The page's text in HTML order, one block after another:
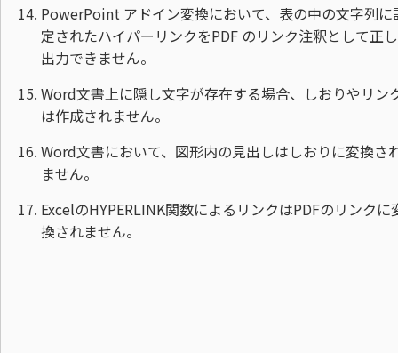
PowerPoint アドイン変換において、表の中の文字列に
定されたハイパーリンクをPDF のリンク注釈として正
出力できません。
Word文書上に隠し文字が存在する場合、しおりやリン
は作成されません。
Word文書において、図形内の見出しはしおりに変換さ
ません。
ExcelのHYPERLINK関数によるリンクはPDFのリンクに
換されません。